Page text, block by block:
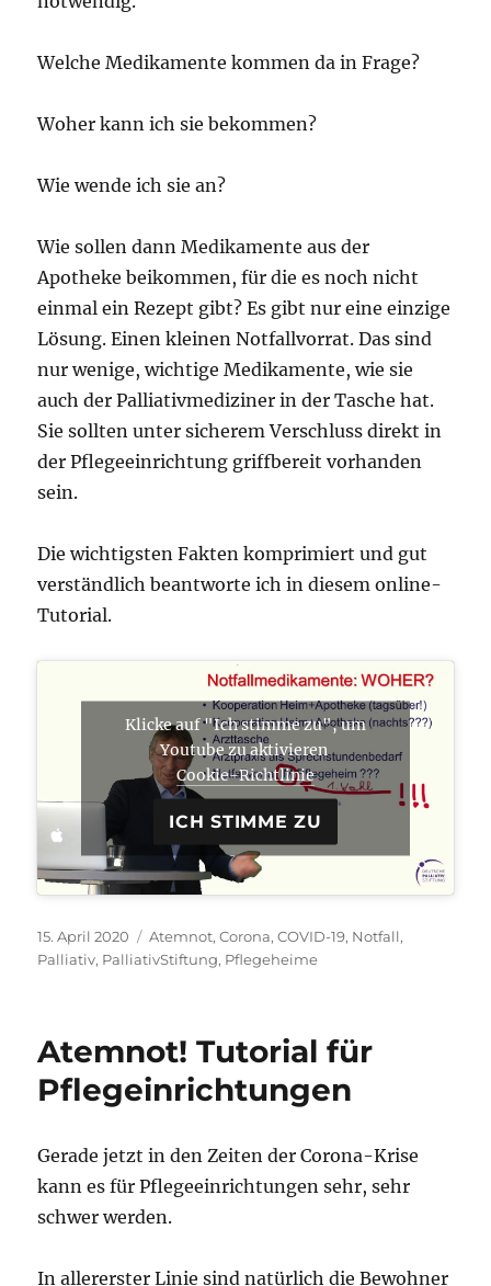
Welche Medikamente kommen da in Frage?
Woher kann ich sie bekommen?
Wie wende ich sie an?
Wie sollen dann Medikamente aus der
Apotheke beikommen, für die es noch nicht
einmal ein Rezept gibt? Es gibt nur eine einzige
Lösung. Einen kleinen Notfallvorrat. Das sind
nur wenige, wichtige Medikamente, wie sie
auch der Palliativmediziner in der Tasche hat.
Sie sollten unter sicherem Verschluss direkt in
der Pflegeeinrichtung griffbereit vorhanden
sein.
Die wichtigsten Fakten komprimiert und gut
verständlich beantworte ich in diesem online-
Tutorial.
Klicke auf "Ich stimme zu", um
Youtube zu aktivieren
Cookie-Richtlinie
ICH STIMME ZU
Veröffentlicht
am
15. April 2020 Schlagwörter
Atemnot,Corona,COVID-19, Notfall,
Palliativ, PalliativStiftung, Pflegeheime
Atemnot! Tutorial für
Pflegeinrichtungen
Gerade jetzt in den Zeiten der Corona-Krise
kann es für Pflegeeinrichtungen sehr, sehr
schwer werden.
In allererster Linie sind natürlich die Bewohner